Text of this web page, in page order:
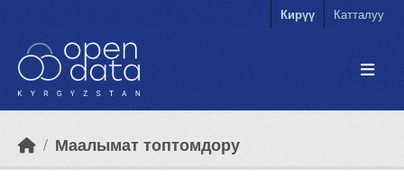
Кирүү Катталуу
Маалымат топтомдору